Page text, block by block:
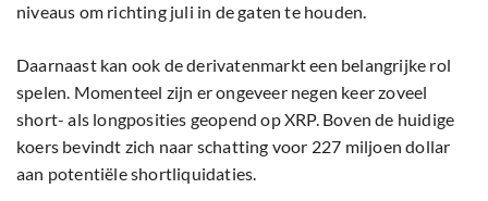
niveaus om richting juli in de gaten te houden.
Daarnaast kan ook de derivatenmarkt een belangrijke rol
spelen. Momenteel zijn er ongeveer negen keer zoveel
short- als longposities geopend op XRP. Boven de huidige
koers bevindt zich naar schatting voor 227 miljoen dollar
aan potentiële shortliquidaties.